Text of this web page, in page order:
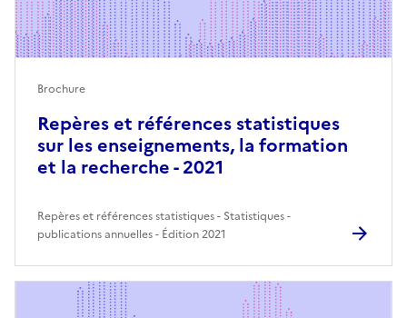
Repères et références statistiques
sur les enseignements, la formation
et la recherche - 2021
Brochure
Repères et références statistiques
Statistiques -
publications annuelles - Édition 2021